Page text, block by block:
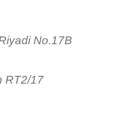
No.17B
RT2/17